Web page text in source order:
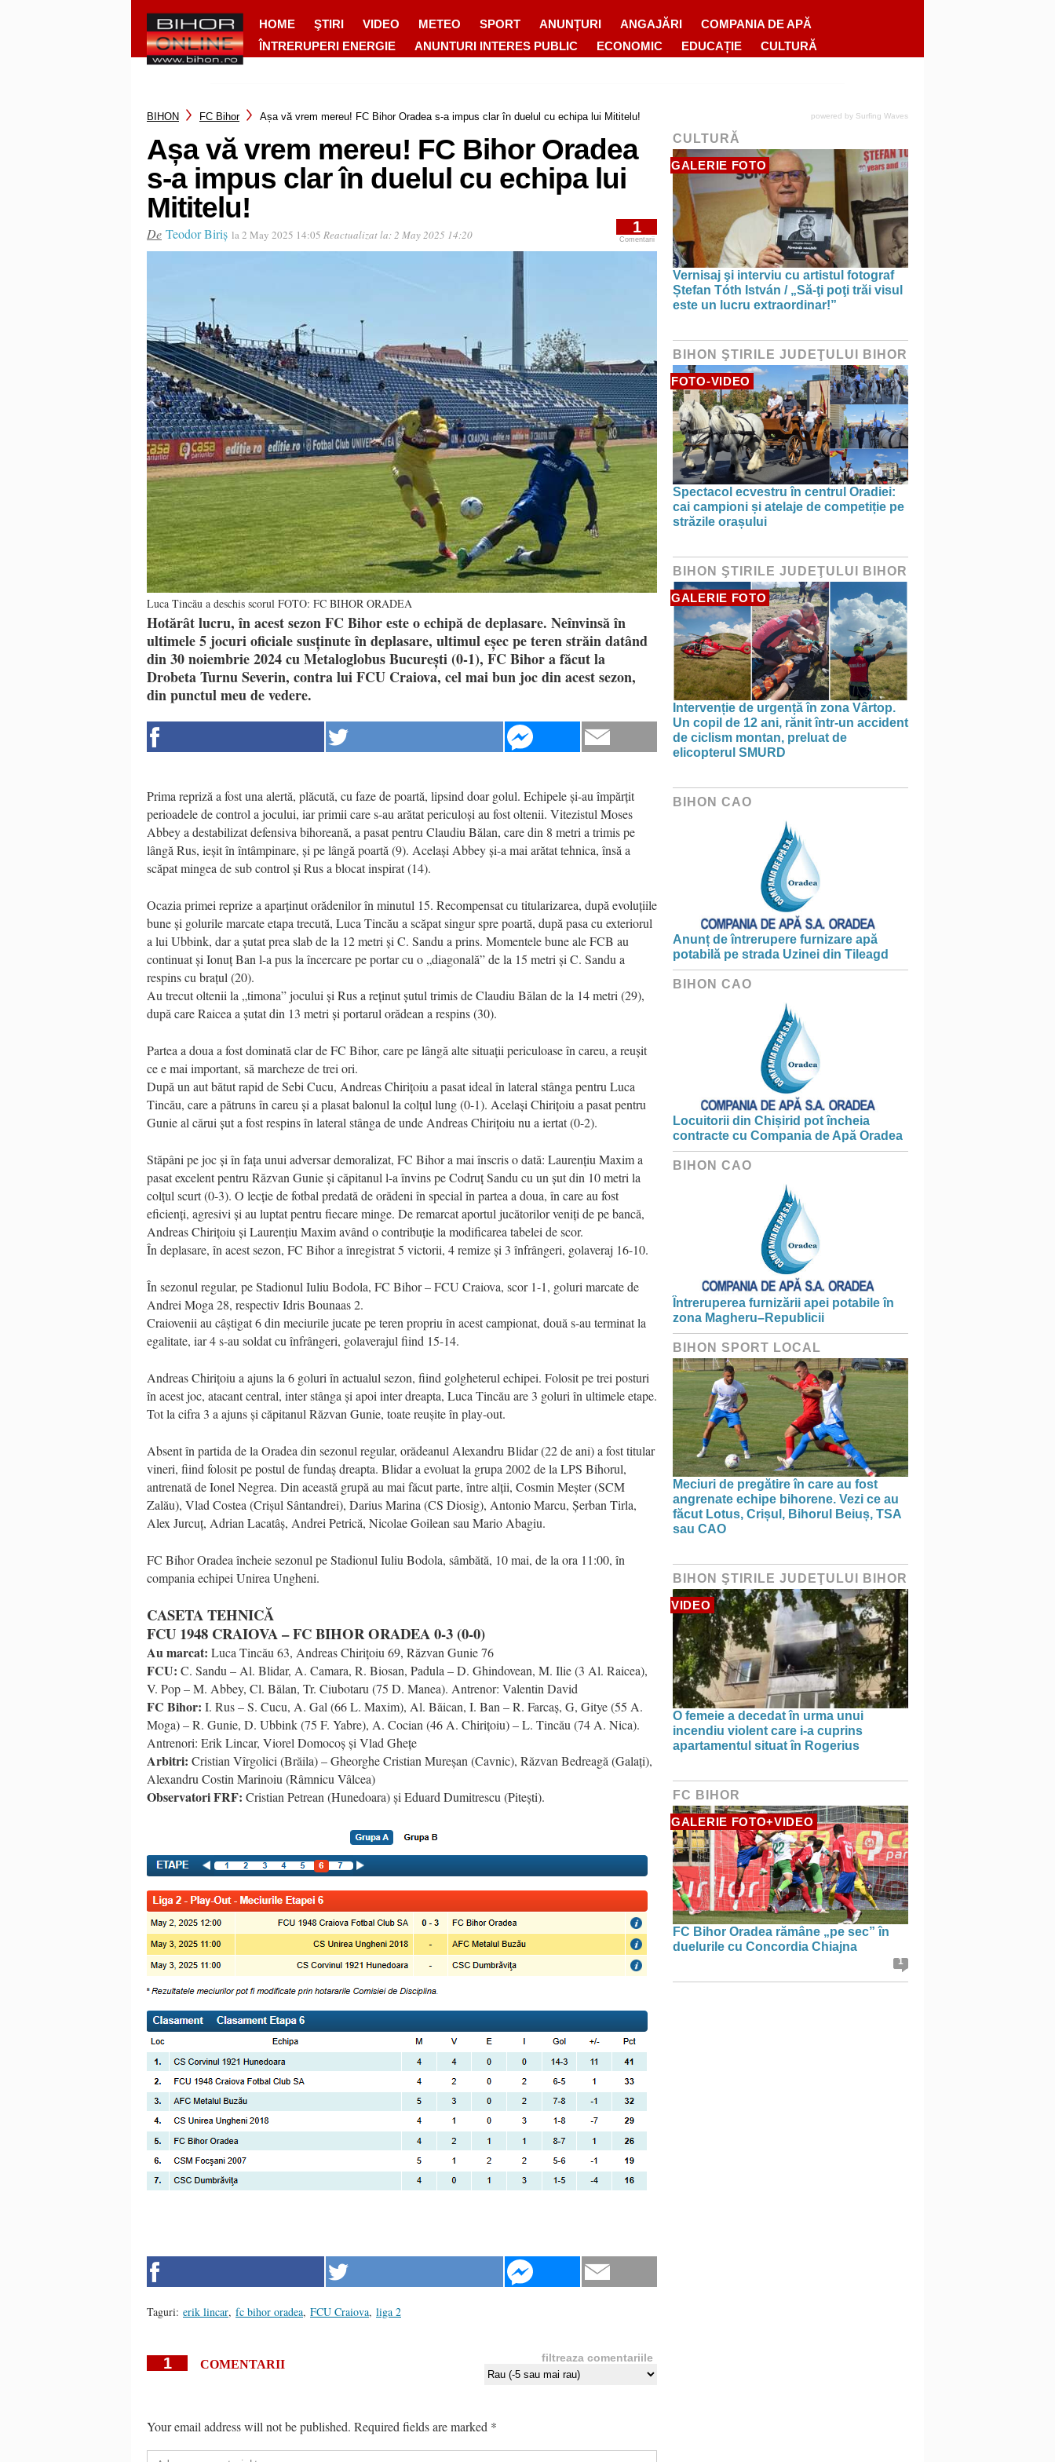
HOME ŞTIRI VIDEO METEO SPORT ANUNȚURI ANGAJĂRI
COMPANIA DE APĂ
ÎNTRERUPERI ENERGIE
ANUNTURI INTERES PUBLIC ECONOMIC EDUCAȚIE CULTURĂ
BIHON FC Bihor Așa vă vrem mereu! FC Bihor Oradea s-a impus clar în duelul cu echipa lui Mititelu!
Așa vă vrem mereu! FC Bihor Oradea
s-a impus clar în duelul cu echipa lui
Mititelu!
De Teodor Biriș la 2 May 2025 14:05 Reactualizat la:2 May 2025 14:20 1
Comentarii
Luca Tincău a deschis scorul FOTO: FC BIHOR ORADEA
Hotărât lucru, în acest sezon FC Bihor este o echipă de deplasare. Neînvinsă în
ultimele 5 jocuri oficiale susținute în deplasare, ultimul eșec pe teren străin datând
din 30 noiembrie 2024 cu Metaloglobus București (0-1), FC Bihor a făcut la
Drobeta Turnu Severin, contra lui FCU Craiova, cel mai bun joc din acest sezon,
din punctul meu de vedere.
Prima repriză a fost una alertă, plăcută, cu faze de poartă, lipsind doar golul. Echipele și-au împărțit
perioadele de control a jocului, iar primii care s-au arătat periculoși au fost oltenii. Vitezistul Moses
Abbey a destabilizat defensiva bihoreană, a pasat pentru Claudiu Bălan, care din 8 metri a trimis pe
lângă Rus, ieșit în întâmpinare, și pe lângă poartă (9). Același Abbey și-a mai arătat tehnica, însă a
scăpat mingea de sub control și Rus a blocat inspirat (14).
Ocazia primei reprize a aparținut orădenilor în minutul 15. Recompensat cu titularizarea, după evoluțiile
bune și golurile marcate etapa trecută, Luca Tincău a scăpat singur spre poartă, după pasa cu exteriorul
a lui Ubbink, dar a șutat prea slab de la 12 metri și C. Sandu a prins. Momentele bune ale FCB au
continuat și Ionuț Ban l-a pus la încercare pe portar cu o „diagonală” de la 15 metri și C. Sandu a
respins cu brațul (20).
Au trecut oltenii la „timona” jocului și Rus a reținut șutul trimis de Claudiu Bălan de la 14 metri (29),
după care Raicea a șutat din 13 metri și portarul orădean a respins (30).
Partea a doua a fost dominată clar de FC Bihor, care pe lângă alte situații periculoase în careu, a reușit
ce e mai important, să marcheze de trei ori.
După un aut bătut rapid de Sebi Cucu, Andreas Chirițoiu a pasat ideal în lateral stânga pentru Luca
Tincău, care a pătruns în careu și a plasat balonul la colțul lung (0-1). Același Chirițoiu a pasat pentru
Gunie al cărui șut a fost respins în lateral stânga de unde Andreas Chirițoiu nu a iertat (0-2).
Stăpâni pe joc și în fața unui adversar demoralizat, FC Bihor a mai înscris o dată: Laurențiu Maxim a
pasat excelent pentru Răzvan Gunie și căpitanul l-a învins pe Codruț Sandu cu un șut din 10 metri la
colțul scurt (0-3). O lecție de fotbal predată de orădeni în special în partea a doua, în care au fost
eficienți, agresivi și au luptat pentru fiecare minge. De remarcat aportul jucătorilor veniți de pe bancă,
Andreas Chirițoiu și Laurențiu Maxim având o contribuție la modificarea tabelei de scor.
În deplasare, în acest sezon, FC Bihor a înregistrat 5 victorii, 4 remize și 3 înfrângeri, golaveraj 16-10.
În sezonul regular, pe Stadionul Iuliu Bodola, FC Bihor – FCU Craiova, scor 1-1, goluri marcate de
Andrei Moga 28, respectiv Idris Bounaas 2.
Craiovenii au câștigat 6 din meciurile jucate pe teren propriu în acest campionat, două s-au terminat la
egalitate, iar 4 s-au soldat cu înfrângeri, golaverajul fiind 15-14.
Andreas Chirițoiu a ajuns la 6 goluri în actualul sezon, fiind golgheterul echipei. Folosit pe trei posturi
în acest joc, atacant central, inter stânga și apoi inter dreapta, Luca Tincău are 3 goluri în ultimele etape.
Tot la cifra 3 a ajuns și căpitanul Răzvan Gunie, toate reușite în play-out.
Absent în partida de la Oradea din sezonul regular, orădeanul Alexandru Blidar (22 de ani) a fost titular
vineri, fiind folosit pe postul de fundaș dreapta. Blidar a evoluat la grupa 2002 de la LPS Bihorul,
antrenată de Ionel Negrea. Din această grupă au mai făcut parte, între alții, Cosmin Meșter (SCM
Zalău), Vlad Costea (Crișul Sântandrei), Darius Marina (CS Diosig), Antonio Marcu, Șerban Tirla,
Alex Jurcuț, Adrian Lacatâș, Andrei Petrică, Nicolae Goilean sau Mario Abagiu.
FC Bihor Oradea încheie sezonul pe Stadionul Iuliu Bodola, sâmbătă, 10 mai, de la ora 11:00, în
compania echipei Unirea Ungheni.
CASETA TEHNICĂ
FCU 1948 CRAIOVA – FC BIHOR ORADEA 0-3 (0-0)
Au marcat: Luca Tincău 63, Andreas Chirițoiu 69, Răzvan Gunie 76
FCU: C. Sandu – Al. Blidar, A. Camara, R. Biosan, Padula – D. Ghindovean, M. Ilie (3 Al. Raicea),
V. Pop – M. Abbey, Cl. Bălan, Tr. Ciubotaru (75 D. Manea). Antrenor: Valentin David
FC Bihor: I. Rus – S. Cucu, A. Gal (66 L. Maxim), Al. Băican, I. Ban – R. Farcaș, G, Gitye (55 A.
Moga) – R. Gunie, D. Ubbink (75 F. Yabre), A. Cocian (46 A. Chirițoiu) – L. Tincău (74 A. Nica).
Antrenori: Erik Lincar, Viorel Domocoș și Vlad Ghețe
Arbitri: Cristian Vîrgolici (Brăila) – Gheorghe Cristian Mureșan (Cavnic), Răzvan Bedreagă (Galați),
Alexandru Costin Marinoiu (Râmnicu Vâlcea)
Observatori FRF: Cristian Petrean (Hunedoara) și Eduard Dumitrescu (Pitești).
Taguri: erik lincar, fc bihor oradea, FCU Craiova, liga 2
1 COMENTARII filtreaza comentariile
Your email address will not be published. Required fields are marked *
powered by Surfing Waves
CULTURĂ
GALERIE FOTO
Vernisaj şi interviu cu artistul fotograf
Ștefan Tóth István / „Să-ţi poţi trăi visul
este un lucru extraordinar!”
BIHON ŞTIRILE JUDEŢULUI BIHOR
FOTO-VIDEO
Spectacol ecvestru în centrul Oradiei:
cai campioni și atelaje de competiție pe
străzile orașului
BIHON ŞTIRILE JUDEŢULUI BIHOR
GALERIE FOTO
Intervenție de urgență în zona Vârtop.
Un copil de 12 ani, rănit într-un accident
de ciclism montan, preluat de
elicopterul SMURD
BIHON CAO
Anunț de întrerupere furnizare apă
potabilă pe strada Uzinei din Tileagd
BIHON CAO
Locuitorii din Chișirid pot încheia
contracte cu Compania de Apă Oradea
BIHON CAO
Întreruperea furnizării apei potabile în
zona Magheru–Republicii
BIHON SPORT LOCAL
Meciuri de pregătire în care au fost
angrenate echipe bihorene. Vezi ce au
făcut Lotus, Crișul, Bihorul Beiuș, TSA
sau CAO
BIHON ŞTIRILE JUDEŢULUI BIHOR
VIDEO
O femeie a decedat în urma unui
incendiu violent care i-a cuprins
apartamentul situat în Rogerius
FC BIHOR
GALERIE FOTO+VIDEO
FC Bihor Oradea rămâne „pe sec” în
duelurile cu Concordia Chiajna
1